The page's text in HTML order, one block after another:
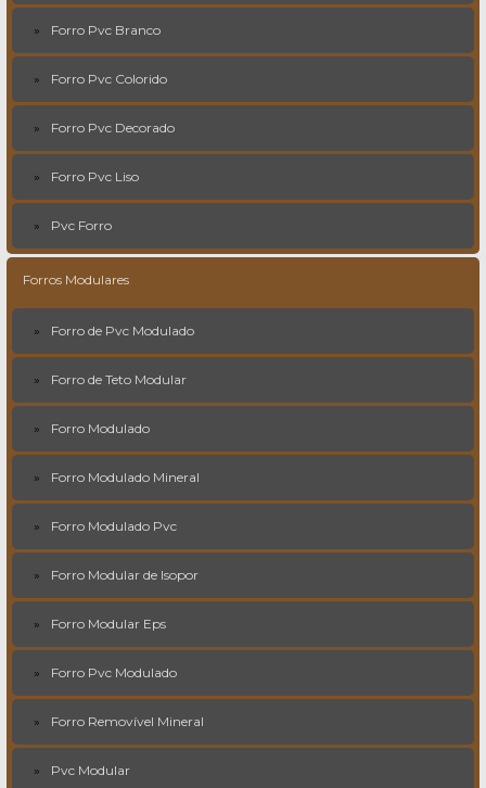
Forro Pvc Branco
Forro Pvc Colorido
Forro Pvc Decorado
Forro Pvc Liso
Pvc Forro
Forros Modulares
Forro de Pvc Modulado
Forro de Teto Modular
Forro Modulado
Forro Modulado Mineral
Forro Modulado Pvc
Forro Modular de Isopor
Forro Modular Eps
Forro Pvc Modulado
Forro Removível Mineral
Pvc Modular